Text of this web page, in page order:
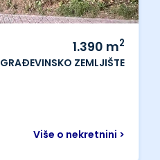
1.390 m2
GRAĐEVINSKO ZEMLJIŠTE
Više o nekretnini >